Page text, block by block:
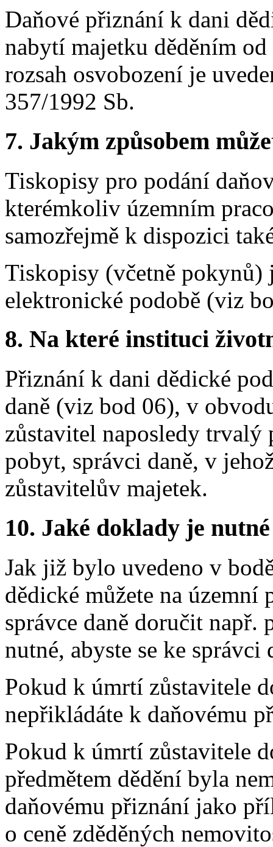
Daňové přiznání k dani
nabytí majetku děděním
rozsah osvobození je
357/1992 Sb.
7. Jakým způsobem
Tiskopisy pro podání
kterémkoliv územním
samozřejmě k dispozici
Tiskopisy (včetně pokynů)
elektronické podobě (viz
8. Na které instituci
Přiznání k dani dědické
daně (viz bod 06), v
zůstavitel naposledy
pobyt, správci daně, v
zůstavitelův majetek.
10. Jaké doklady je
Jak již bylo uvedeno v
dědické můžete na územní
správce daně doručit
nutné, abyste se ke
Pokud k úmrtí zůstavitele
nepřikládáte k daňovému
Pokud k úmrtí zůstavitele
předmětem dědění byla
daňovému přiznání jako
o ceně zděděných